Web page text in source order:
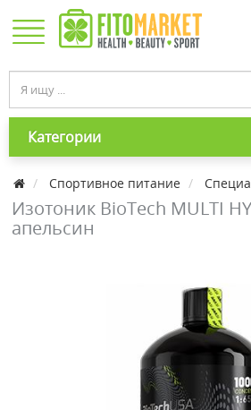
Категории
Спортивное питание
Изотоник BioTech MULTI
апельсин